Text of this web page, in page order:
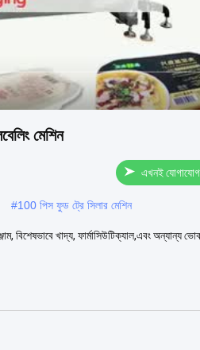
মেশিন
এখনই
#100 পিস ফুড ট্রে সিলার মেশিন
বিশেষভাবে খাদ্য, ফার্মাসিউটিক্যাল,এবং অন্যান্য